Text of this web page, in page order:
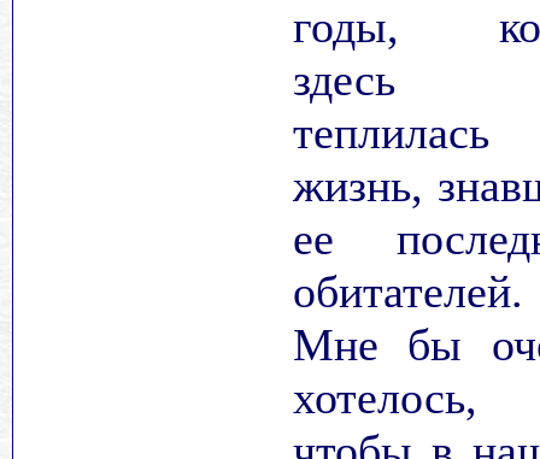
годы,
здесь
теплилась
жизнь,
ее
обитателей.
Мне бы
хотелось,